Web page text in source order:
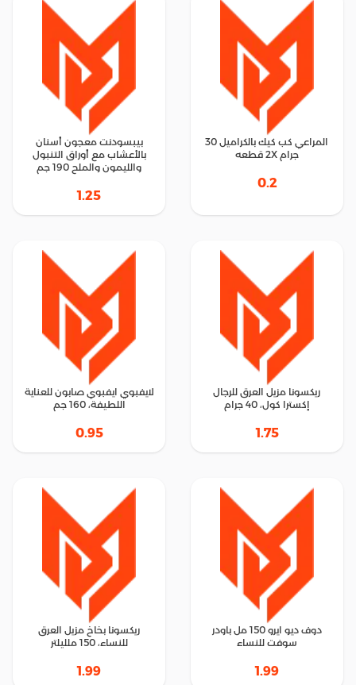
المراعي كب كيك بالكراميل 30
جرام 2X قطعه
0.2
بيبسودنت معجون أسنان
بالأعشاب مع أوراق التنبول
والليمون والملح 190 جم
1.25
ريكسونا مزيل العرق للرجال
إكسترا كول، 40 جرام
1.75
لايفبوي ايفبوي صابون للعناية
اللطيفة، 160 جم
0.95
دوف ديو ايرو 150 مل باودر
سوفت للنساء
1.99
ريكسونا بخاخ مزيل العرق
للنساء، 150 ملليلتر
1.99